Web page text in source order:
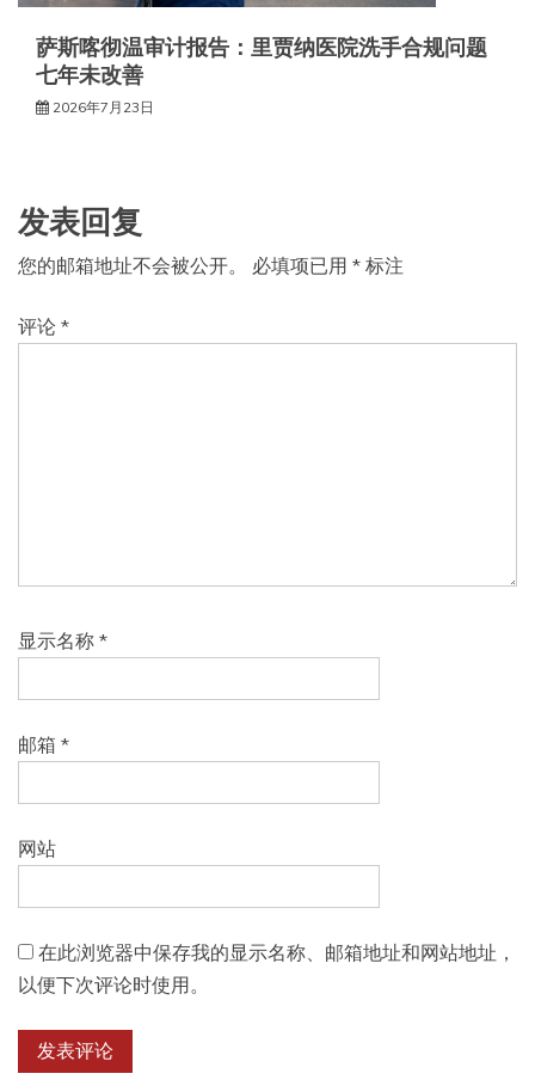
萨斯喀彻温审计报告：里贾纳医院洗手合规问题
七年未改善
2026年7月23日
发表回复
您的邮箱地址不会被公开。 必填项已用 * 标注
评论 *
显示名称 *
邮箱 *
网站
在此浏览器中保存我的显示名称、邮箱地址和网站地址，
以便下次评论时使用。